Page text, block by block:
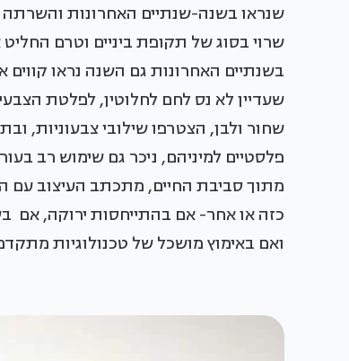
שנראו בשנה-שנתיים האחרונות
שרוי בסוג של תקופת ביניים וטרם
בשנתיים האחרונות גם השנה נראו קווים
שעדיין לא נס לחם לחלוטין, לפלטת
שחור ולבן, הצטרפו שילובי צבעוניות,
פלסטיים למיניהם, ניכר גם שימוש רב
מתוך סביבת החיים, מתכתב העיצוב עם
כזה או אחר- אם בהתייחסות ירוקה, אם
ואם באימוץ מושכל של טכנולוגיות